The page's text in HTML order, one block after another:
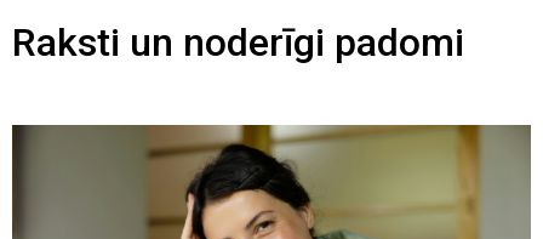
Raksti un noderīgi padomi